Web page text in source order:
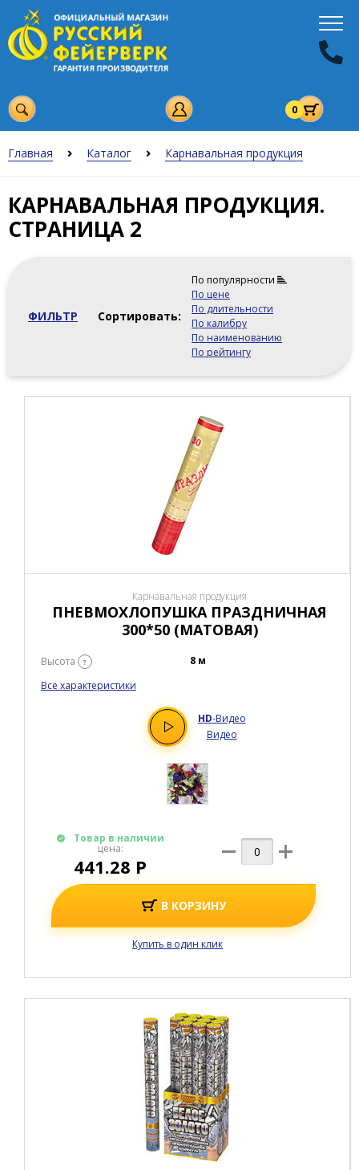
0
Главная Каталог Карнавальная продукция
КАРНАВАЛЬНАЯ ПРОДУКЦИЯ.
СТРАНИЦА 2
ФИЛЬТР Сортировать:
По популярности
По цене
По длительности
По калибру
По наименованию
По рейтингу
Карнавальная продукция
ПНЕВМОХЛОПУШКА ПРАЗДНИЧНАЯ
300*50 (МАТОВАЯ)
Высота ?
8 м
Все характеристики
HD-Видео
Видео
Товар в наличии
цена:
441.28 Р
В КОРЗИНУ
Купить в один клик